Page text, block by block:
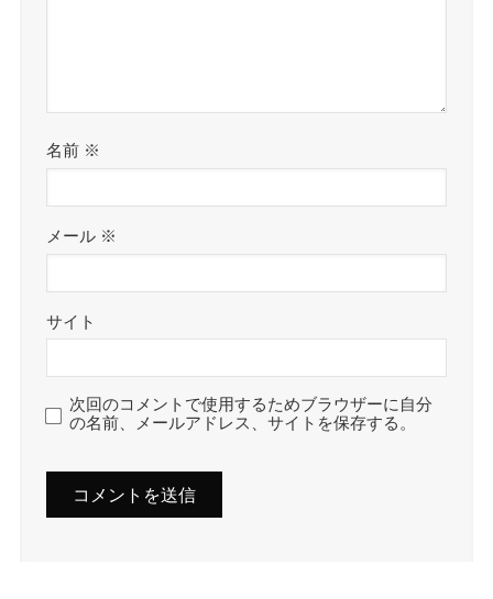
名前 ※
メール ※
サイト
次回のコメントで使用するためブラウザーに自分
の名前、メールアドレス、サイトを保存する。